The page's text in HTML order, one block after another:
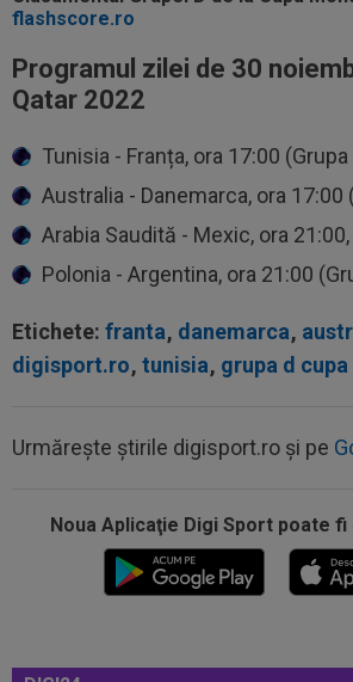
flashscore.ro
Programul zilei de 30
Qatar 2022
Tunisia - Franța, ora 17:00 (Grupa
Australia - Danemarca, ora 17:00
Arabia Saudită - Mexic, ora
Polonia - Argentina, ora 21:00
Etichete: franta, danemarca,
digisport.ro, tunisia, grupa d
Urmărește știrile digisport.ro și pe
Noua Aplicaţie Digi Sport poate
15:01
Modificări ale regulamentului din
Champions League!
Abia aștepta! Carragher l-a pus
14:51 OFICIAL
Lotul Universității